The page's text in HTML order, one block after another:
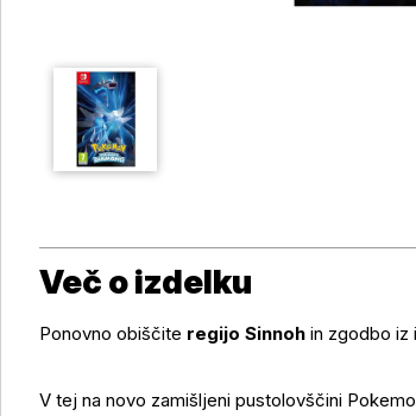
Več o izdelku
Ponovno obiščite regijo Sinnoh in zgodbo iz
V tej na novo zamišljeni pustolovščini